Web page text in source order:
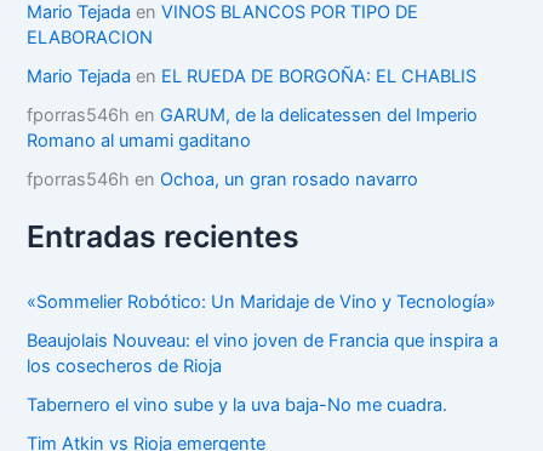
a
s
Mario Tejada enVINOS BLANCOS POR TIPO DE
ELABORACION
Mario Tejada en EL RUEDA DE BORGOÑA: EL CHABLIS
fporras546h en GARUM, de la delicatessen del Imperio
Romano al umami gaditano
fporras546h en Ochoa, un gran rosado navarro
Entradas recientes
«Sommelier Robótico: Un Maridaje de Vino y Tecnología»
Beaujolais Nouveau: el vino joven de Francia que inspira a
los cosecheros de Rioja
Tabernero el vino sube y la uva baja-No me cuadra.
Tim Atkin vs Rioja emergente